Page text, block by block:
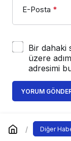
E-Posta *
Bir dahaki
üzere
adresimi
YORUM
Diğer